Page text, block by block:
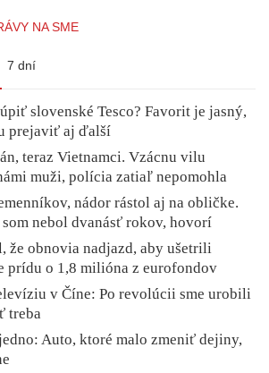
NA SME
7 dní
slovenské Tesco? Favorit je jasný,
prejaviť aj ďalší
teraz Vietnamci. Vzácnu vilu
muži, polícia zatiaľ nepomohla
nádor rástol aj na obličke.
nebol dvanásť rokov, hovorí
že obnovia nadjazd, aby ušetrili
prídu o 1,8 milióna z eurofondov
v Číne: Po revolúcii sme urobili
treba
Auto, ktoré malo zmeniť dejiny,